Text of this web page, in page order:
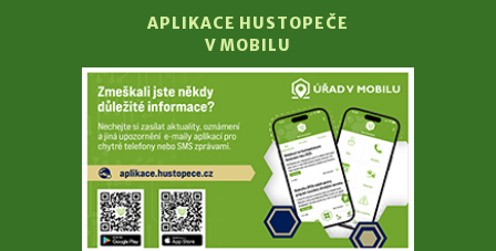
APLIKACE HUSTOPEČE
V MOBILU